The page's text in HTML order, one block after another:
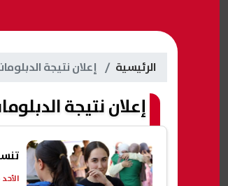
الرئيسية إعلان نتيجة
إعلان نتيجة
تنسيق
الأحد 12/07/2026 05:38 م